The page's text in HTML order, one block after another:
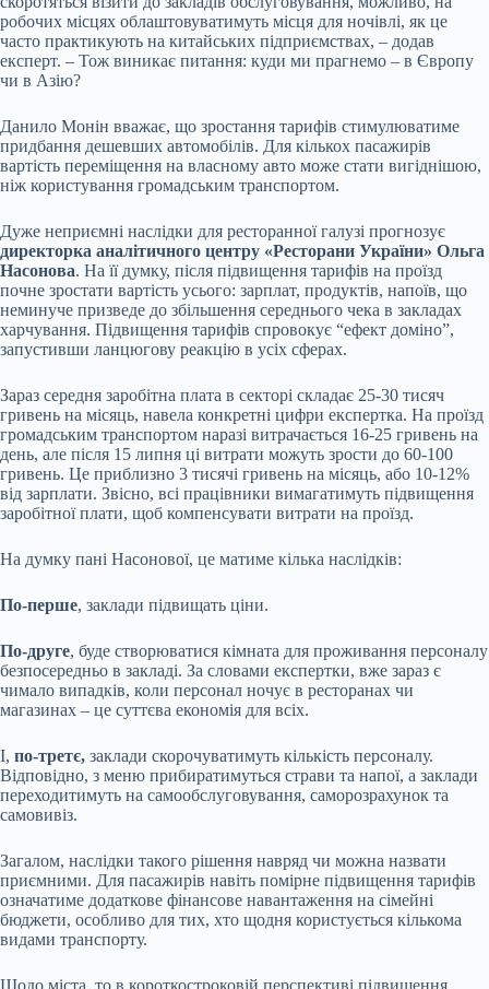
робочих місцях облаштовуватимуть місця для ночівлі, як це
часто практикують на китайських підприємствах, – додав
експерт. – Тож виникає питання: куди ми прагнемо – в Європу
чи в Азію?
Данило Монін вважає, що зростання тарифів стимулюватиме
придбання дешевших автомобілів. Для кількох пасажирів
вартість переміщення на власному авто може стати вигіднішою,
ніж користування громадським транспортом.
Дуже неприємні наслідки для ресторанної галузі прогнозує
директорка аналітичного центру «Ресторани України» Ольга
Насонова. На її думку, після підвищення тарифів на проїзд
почне зростати вартість усього: зарплат, продуктів, напоїв, що
неминуче призведе до збільшення середнього чека в закладах
харчування. Підвищення тарифів спровокує “ефект доміно”,
запустивши ланцюгову реакцію в усіх сферах.
Зараз середня заробітна плата в секторі складає 25-30 тисяч
гривень на місяць, навела конкретні цифри експертка. На проїзд
громадським транспортом наразі витрачається 16-25 гривень на
день, але після 15 липня ці витрати можуть зрости до 60-100
гривень. Це приблизно 3 тисячі гривень на місяць, або 10-12%
від зарплати. Звісно, всі працівники вимагатимуть підвищення
заробітної плати, щоб компенсувати витрати на проїзд.
На думку пані Насонової, це матиме кілька наслідків:
По-перше, заклади підвищать ціни.
По-друге, буде створюватися кімната для проживання персоналу
безпосередньо в закладі. За словами експертки, вже зараз є
чимало випадків, коли персонал ночує в ресторанах чи
магазинах – це суттєва економія для всіх.
І, по-третє, заклади скорочуватимуть кількість персоналу.
Відповідно, з меню прибиратимуться страви та напої, а заклади
переходитимуть на самообслуговування, саморозрахунок та
самовивіз.
Загалом, наслідки такого рішення навряд чи можна назвати
приємними. Для пасажирів навіть помірне підвищення тарифів
означатиме додаткове фінансове навантаження на сімейні
бюджети, особливо для тих, хто щодня користується кількома
видами транспорту.